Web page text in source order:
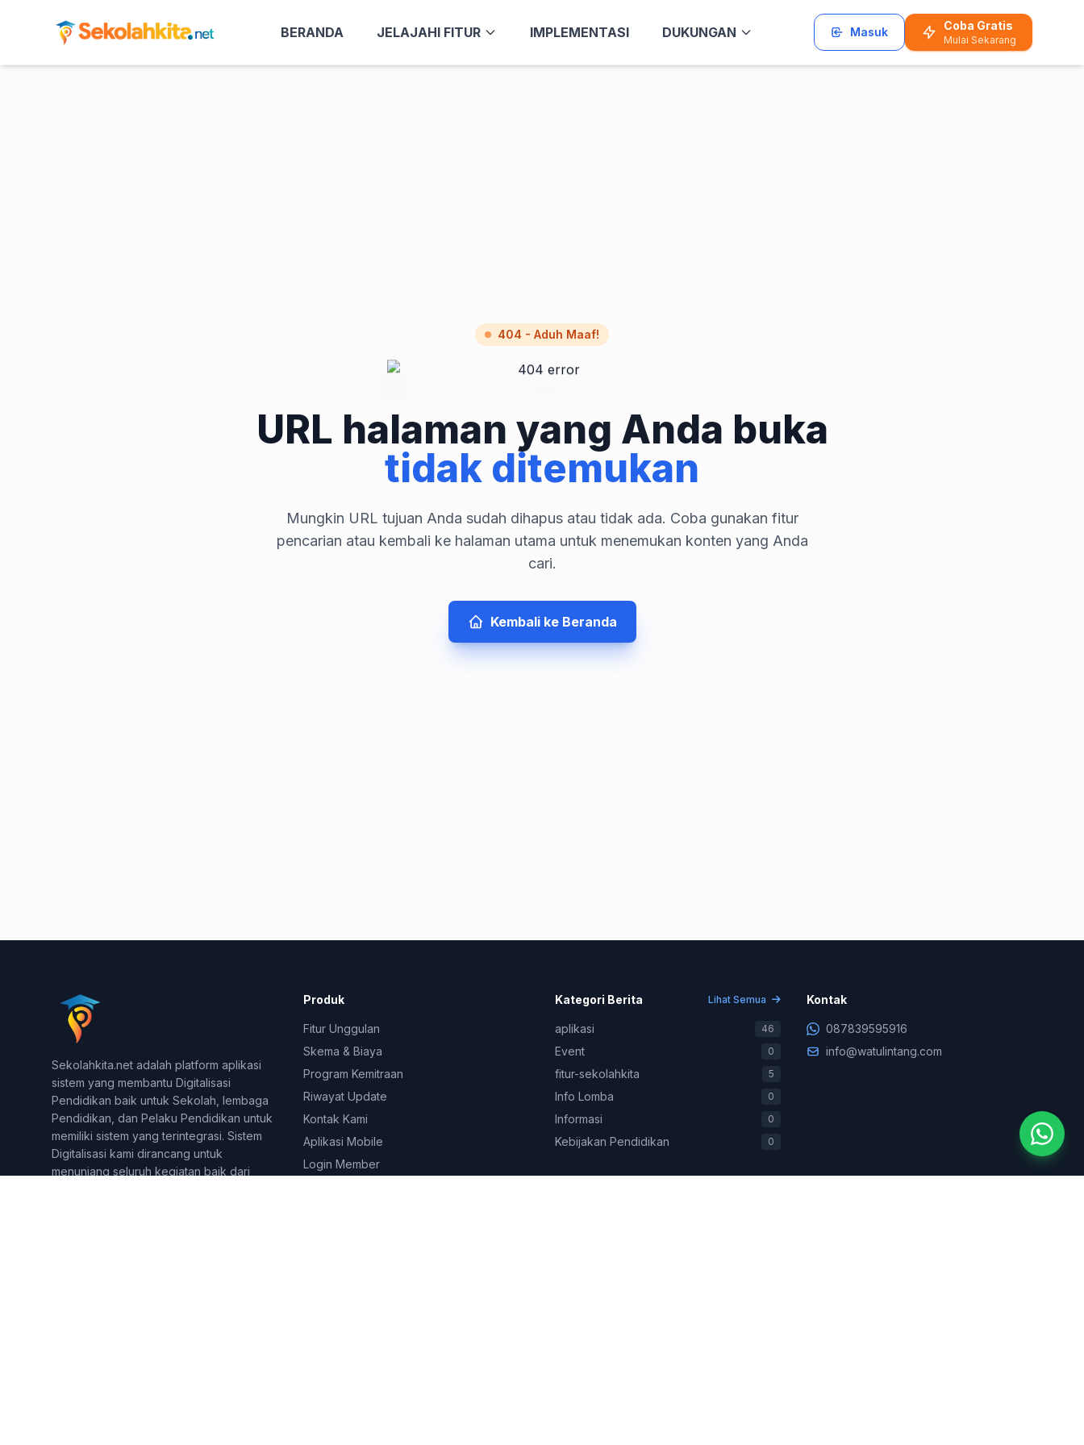
BERANDA JELAJAHI FITUR IMPLEMENTASI DUKUNGAN Masuk Coba Gratis
Mulai Sekarang
404 - Aduh Maaf!
URL halaman yang Anda buka
tidak ditemukan
Mungkin URL tujuan Anda sudah dihapus atau tidak ada. Coba gunakan fitur
pencarian atau kembali ke halaman utama untuk menemukan konten yang Anda
cari.
Kembali ke Beranda
Sekolahkita.net adalah platform aplikasi
sistem yang membantu Digitalisasi
Pendidikan baik untuk Sekolah, lembaga
Pendidikan, dan Pelaku Pendidikan untuk
memiliki sistem yang terintegrasi. Sistem
Digitalisasi kami dirancang untuk
menunjang seluruh kegiatan baik dari
Produk
Fitur Unggulan
Skema & Biaya
Program Kemitraan
Riwayat Update
Kontak Kami
Aplikasi Mobile
Login Member
Kategori Berita Lihat Semua
aplikasi 46
Event 0
fitur-sekolahkita 5
Info Lomba 0
Informasi 0
Kebijakan Pendidikan 0
Kontak
087839595916
info@watulintang.com
Support Teknis (WA Only)